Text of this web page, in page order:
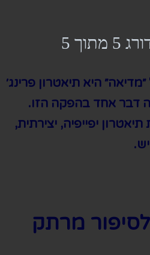
5 מתוך 5
היא תיאטרון פרינג׳
דבר אחד בהפקה הזו.
יפייפיה, יצירתית,
לסיפור מרתק